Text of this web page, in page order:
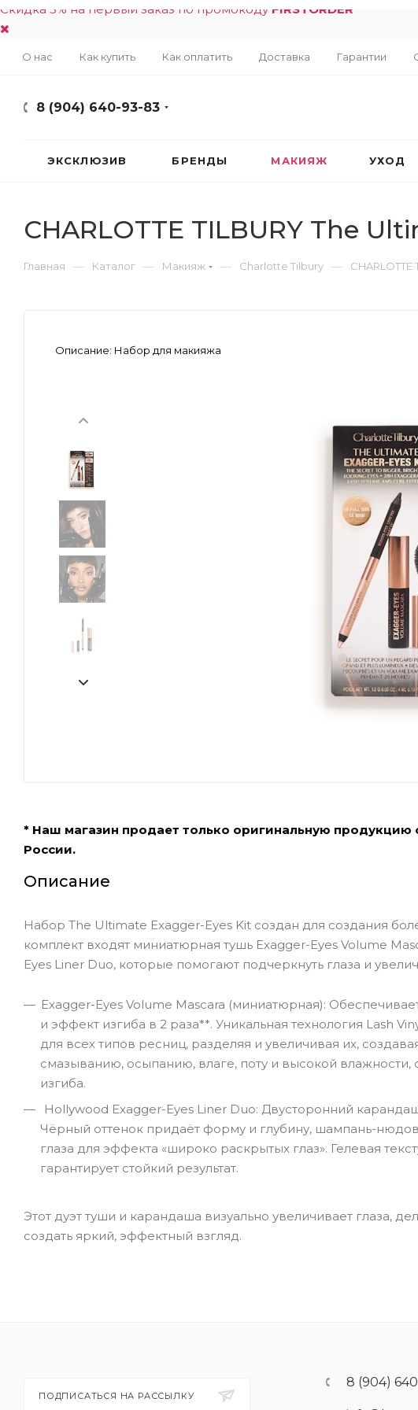
Скидка 5% на первый заказ по промокоду FIRSTORDER
О нас Как купить Как оплатить Доставка Гарантии
8 (904) 640-93-83
ЭКСКЛЮЗИВ БРЕНДЫ МАКИЯЖ УХОД
CHARLOTTE TILBURY The
Главная — Каталог — Макияж — Charlotte Tilbury —
Описание: Набор для макияжа
* Наш магазин продает только оригинальную
России.
Описание
Набор The Ultimate Exagger-Eyes Kit создан для создания
комплект входят миниатюрная тушь Exagger-Eyes Volume
Eyes Liner Duo, которые помогают подчеркнуть глаза и
Exagger-Eyes Volume Mascara (миниатюрная):
и эффект изгиба в 2 раза**. Уникальная технология Lash
для всех типов ресниц, разделяя и увеличивая их,
смазыванию, осыпанию, влаге, поту и высокой
изгиба.
Hollywood Exagger-Eyes Liner Duo: Двусторонний
Чёрный оттенок придаёт форму и глубину, шампань-
глаза для эффекта «широко раскрытых глаз». Гелевая
гарантирует стойкий результат.
Этот дуэт туши и карандаша визуально увеличивает глаза,
создать яркий, эффектный взгляд.
ПОДПИСАТЬСЯ НА РАССЫЛКУ
8 (904)